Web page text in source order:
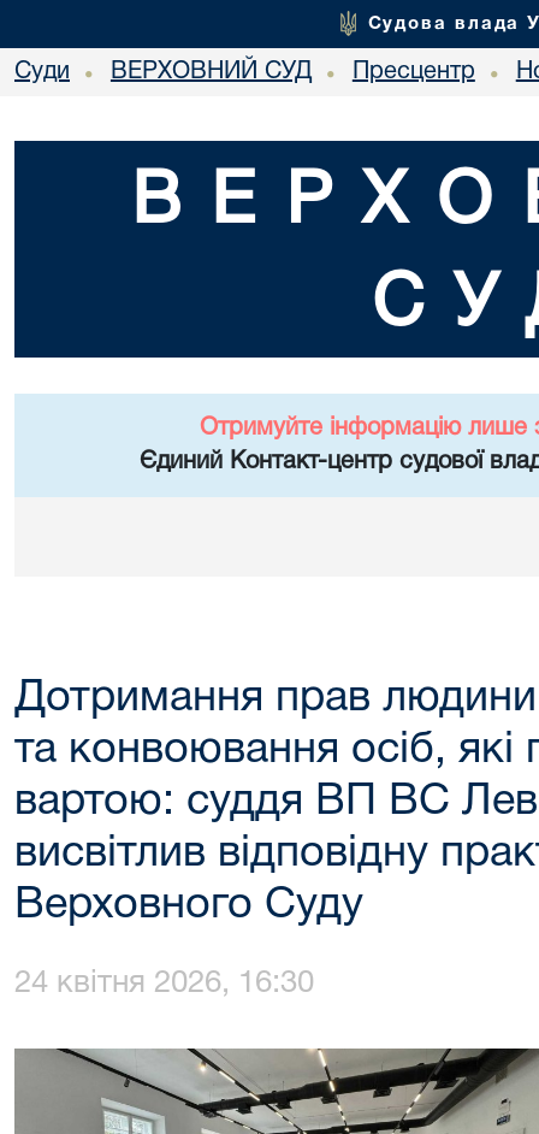
Судова влада
Суди • ВЕРХОВНИЙ СУД • Пресцентр •
Отримуйте інформацію лише
Єдиний Контакт-центр судової
Дотримання прав людини
та конвоювання осіб, які
вартою: суддя ВП ВС
висвітлив відповідну
Верховного Суду
24 квітня 2026, 16:30